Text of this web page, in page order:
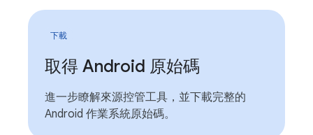
下載
取得 Android 原始碼
進一步瞭解來源控管工具，並下載完整的
Android 作業系統原始碼。